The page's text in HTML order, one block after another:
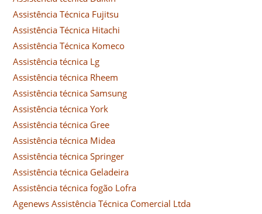
Assistência Técnica Fujitsu
Assistência Técnica Hitachi
Assistência Técnica Komeco
Assistência técnica Lg
Assistência técnica Rheem
Assistência técnica Samsung
Assistência técnica York
Assistência técnica Gree
Assistência técnica Midea
Assistência técnica Springer
Assistência técnica Geladeira
Assistência técnica fogão Lofra
Agenews Assistência Técnica Comercial Ltda